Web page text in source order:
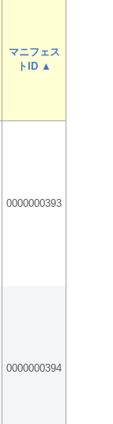
マニフェス
トID ▲
0000000393
0000000394